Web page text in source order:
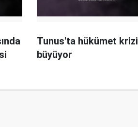
Tunus'ta hükümet krizi
büyüyor